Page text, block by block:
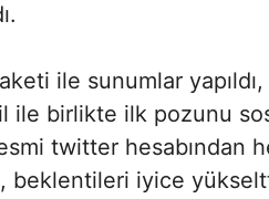
ile sunumlar
ile birlikte ilk pozunu
twitter hesabından
beklentileri iyice